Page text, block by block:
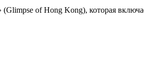
of Hong Kong), которая